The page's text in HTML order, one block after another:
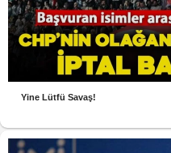
Yine Lütfü Savaş!